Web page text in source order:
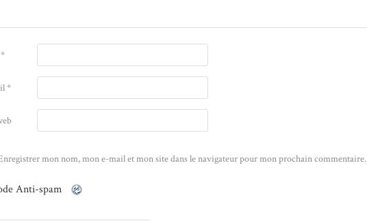
*
*
mon nom, mon e-mail et mon site dans le navigateur pour mon prochain commentaire.